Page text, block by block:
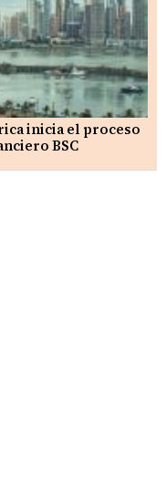
inicia el proceso
BSC